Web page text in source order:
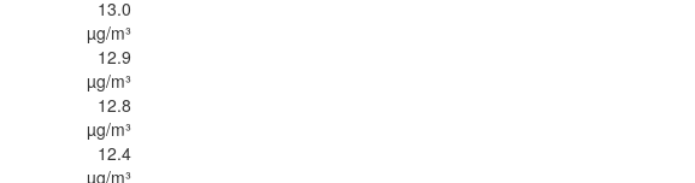
13.0
µg/m³
12.9
µg/m³
12.8
µg/m³
12.4
µg/m³